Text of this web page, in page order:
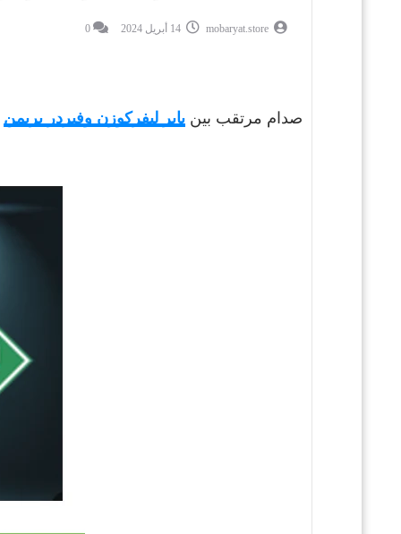
mobaryat.store 14 أبريل 2024 0
صدام مرتقب بينباير ليفركوزن وفيردر بريمن